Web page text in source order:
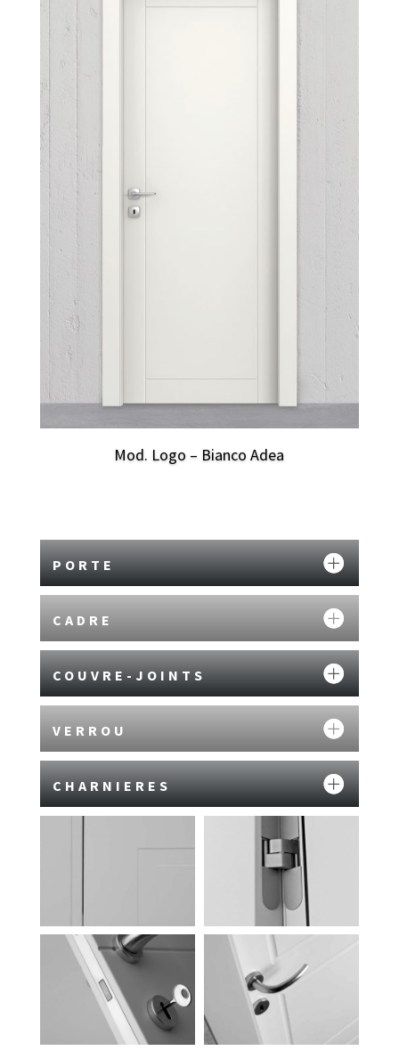
Mod. Logo – Bianco Adea
PORTE
CADRE
COUVRE-JOINTS
VERROU
CHARNIERES